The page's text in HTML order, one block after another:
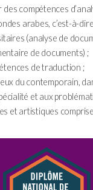
compétences
arabes, c’est-à-
(analyse de
de documents) ;
de traduction ;
du contemporain,
et aux
et artistiques